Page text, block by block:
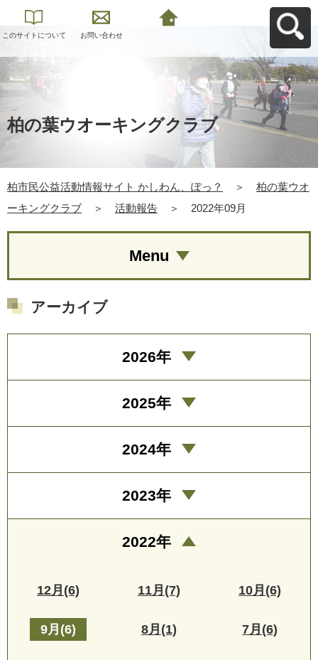
このサイトについて お問い合わせ
柏の葉ウオーキングクラブ
柏市民公益活動情報サイト かしわん、ぽっ？ ＞
柏の葉ウオ
ーキングクラブ
＞ 活動報告 ＞ 2022年09月
Menu
アーカイブ
2026年
2025年
2024年
2023年
2022年
12月(6) 11月(7) 10月(6)
9月(6) 8月(1) 7月(6)